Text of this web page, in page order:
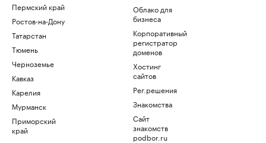
Пермский край
Ростов-на-Дону
Татарстан
Тюмень
Черноземье
Кавказ
Карелия
Мурманск
Приморский
край
Облако для
бизнеса
Корпоративный
регистратор
доменов
Хостинг
сайтов
Рег.решения
Знакомства
Сайт
знакомств
podbor.ru